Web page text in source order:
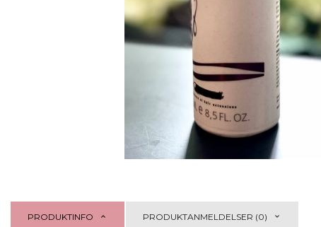
PRODUKTINFO PRODUKTANMELDELSER (0)